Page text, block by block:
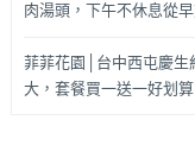
肉湯頭，下午不休息從早
菲菲花園│台中西屯慶生
大，套餐買一送一好划